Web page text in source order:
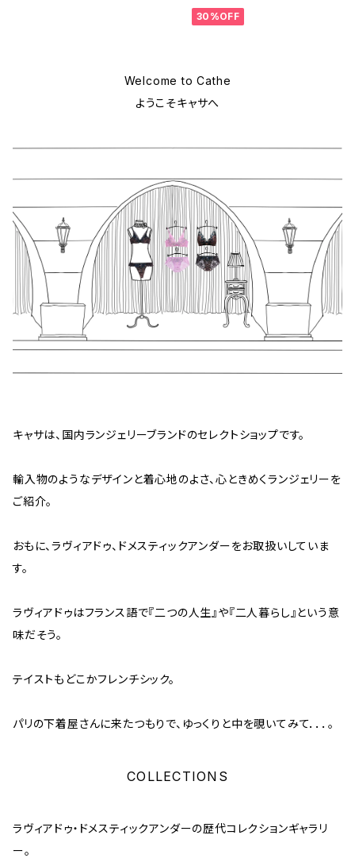
料
30%OFF
Welcome to Cathe
ようこそキャサへ
キャサは、国内ランジェリーブランドのセレクトショップです。
輸入物のようなデザインと着心地のよさ、心ときめくランジェリーを
ご紹介。
おもに、ラヴィアドゥ、ドメスティックアンダーをお取扱いしていま
す。
ラヴィアドゥはフランス語で『二つの人生』や『二人暮らし』という意
味だそう。
テイストもどこかフレンチシック。
パリの下着屋さんに来たつもりで、ゆっくりと中を覗いてみて．．．。
COLLECTIONS
ラヴィアドゥ・ドメスティックアンダーの歴代コレクションギャラリ
ー。